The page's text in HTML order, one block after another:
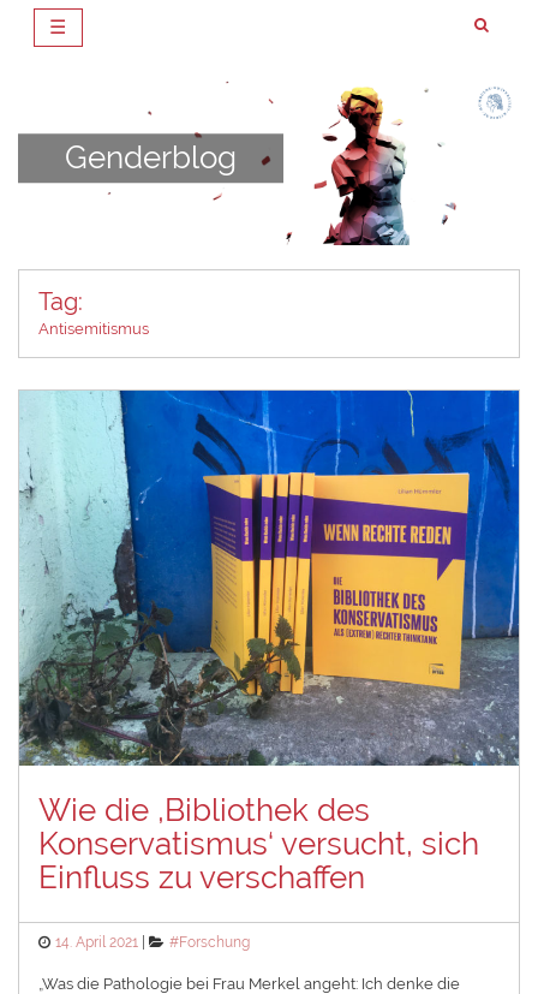
☰
Genderblog
Tag:
Antisemitismus
Wie die ,Bibliothek des
Konservatismus‘ versucht, sich
Einfluss zu verschaffen
Posted
14. April 2021 Categories
#Forschung
„Was die Pathologie bei Frau Merkel angeht: Ich denke die